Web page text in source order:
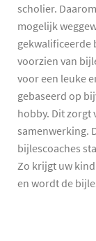
scholier.
mogelijk
gekwalificeerde
voorzien van
voor een leuke
gebaseerd op
hobby. Dit zorgt
samenwerking.
bijlescoaches
Zo krijgt uw
en wordt de